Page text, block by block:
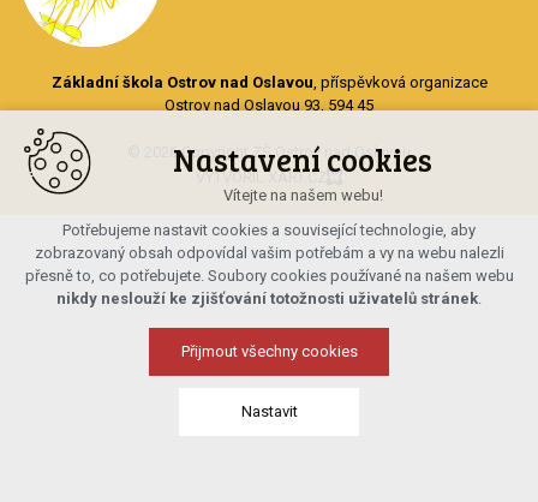
Základní škola Ostrov nad Oslavou, příspěvková organizace
Ostrov nad Oslavou 93, 594 45
© 2026 Copyright ZŠ Ostrov nad Oslavou
VYTVOŘIL XART.CZ
Nastavení cookies
Vítejte na našem webu!
Potřebujeme nastavit cookies a související technologie, aby
zobrazovaný obsah odpovídal vašim potřebám a vy na webu nalezli
přesně to, co potřebujete. Soubory cookies používané na našem webu
nikdy neslouží ke zjišťování totožnosti uživatelů stránek.
Přijmout všechny cookies
Nastavit